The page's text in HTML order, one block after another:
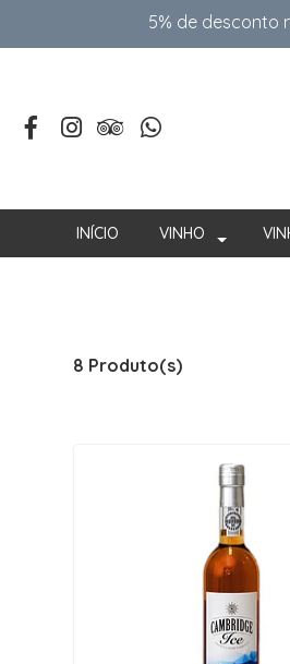
5% de desconto
INÍCIO VINHO
8 Produto(s)